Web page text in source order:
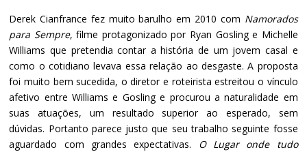
Derek Cianfrance fez muito barulho em 2010 com Namorados
para Sempre, filme protagonizado por Ryan Gosling e Michelle
Williams que pretendia contar a história de um jovem casal e
como o cotidiano levava essa relação ao desgaste. A proposta
foi muito bem sucedida, o diretor e roteirista estreitou o vínculo
afetivo entre Williams e Gosling e procurou a naturalidade em
suas atuações, um resultado superior ao esperado, sem
dúvidas. Portanto parece justo que seu trabalho seguinte fosse
aguardado com grandes expectativas. O Lugar onde tudo